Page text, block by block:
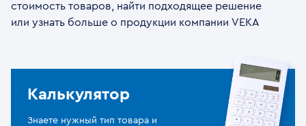
стоимость товаров, найти подходящее решение
или узнать больше о продукции компании VEKA
Калькулятор
Знаете нужный тип товара и